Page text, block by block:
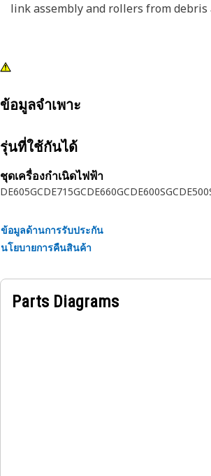
link assembly and rollers from debris
ข้อมูลจำเพาะ
รุ่นที่ใช้กันได้
ชุดเครื่องกำเนิดไฟฟ้า
DE605GCDE715GCDE660GCDE600SGC
ข้อมูลด้านการรับประกัน
นโยบายการคืนสินค้า
Parts Diagrams